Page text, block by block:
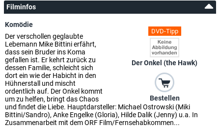
Filminfos
DVD-Tipp
Der Onkel (the Hawk)
Bestellen
Komödie
Der verschollen geglaubte
Lebemann Mike Bittini erfährt,
dass sein Bruder ins Koma
gefallen ist. Er kehrt zurück zu
dessen Familie, schleicht sich
dort ein wie der Habicht in den
Hühnerstall und mischt
ordentlich auf. Der Onkel kommt
um zu helfen, bringt das Chaos
und findet die Liebe. Hauptdarsteller: Michael Ostrowski (Miki
Bittini/Sandro), Anke Engelke (Gloria), Hilde Dalik (Jenny) u.a. In
Zusammenarbeit mit dem ORF Film/Fernsehabkommen...